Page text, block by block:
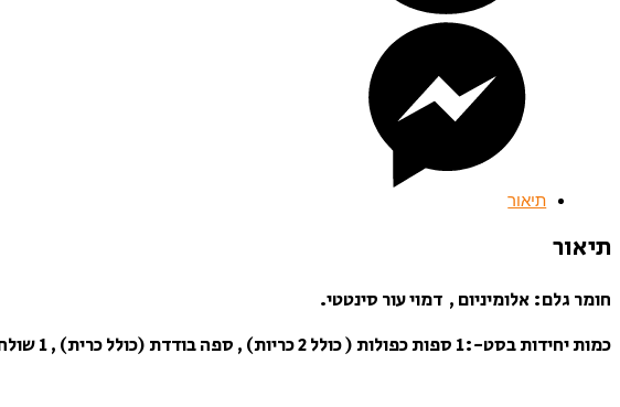
תיאור
תיאור
חומר גלם: אלומיניום , דמוי עור סינטטי.
כמות יחידות בסט-:1 ספות כפולות ( כולל 2 כריות) , ספה בודדת (כולל כרית) , 1 שולחן קפה, 1 שולחן צד.